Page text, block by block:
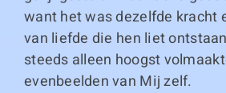
want het was dezelfde kracht
van liefde die hen liet
steeds alleen hoogst
evenbeelden van Mij zelf.